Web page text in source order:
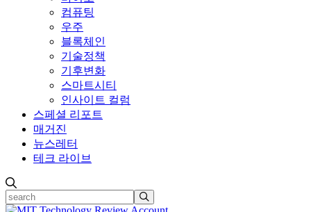
컴퓨팅
우주
블록체인
기술정책
기후변화
스마트시티
인사이트 컬럼
스페셜 리포트
매거진
뉴스레터
테크 라이브